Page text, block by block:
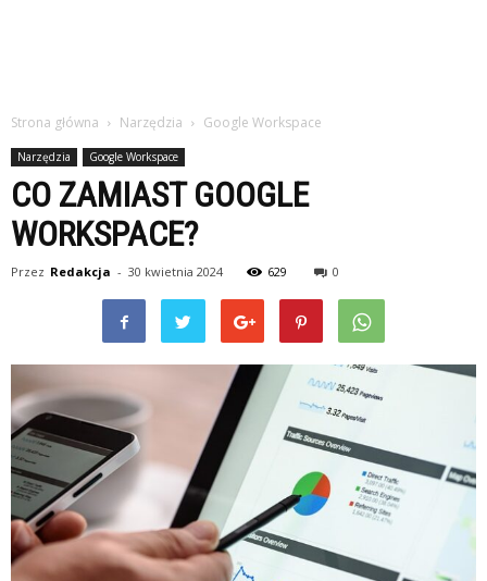
Strona główna Narzędzia Google Workspace
Narzędzia Google Workspace
CO ZAMIAST GOOGLE
WORKSPACE?
Przez Redakcja - 30 kwietnia 2024 629 0